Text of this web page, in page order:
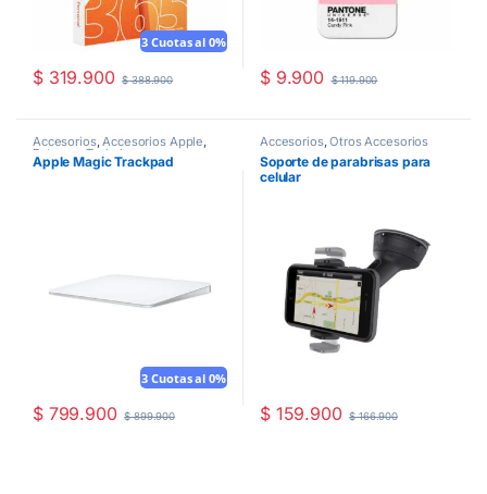
3 Cuotas al 0%
$319.900 $388.900 $9.900 $119.900
Accesorios,Accesorios Apple,
Ratones ,Teclados
Apple Magic Trackpad
3 Cuotas al 0%
$799.900 $899.900
Accesorios,Otros Accesorios
Soporte de parabrisas para
celular
$159.900 $166.900